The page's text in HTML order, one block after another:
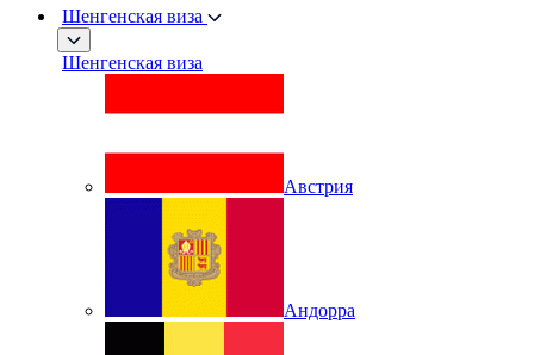
Шенгенская виза
Шенгенская виза
Австрия
Андорра